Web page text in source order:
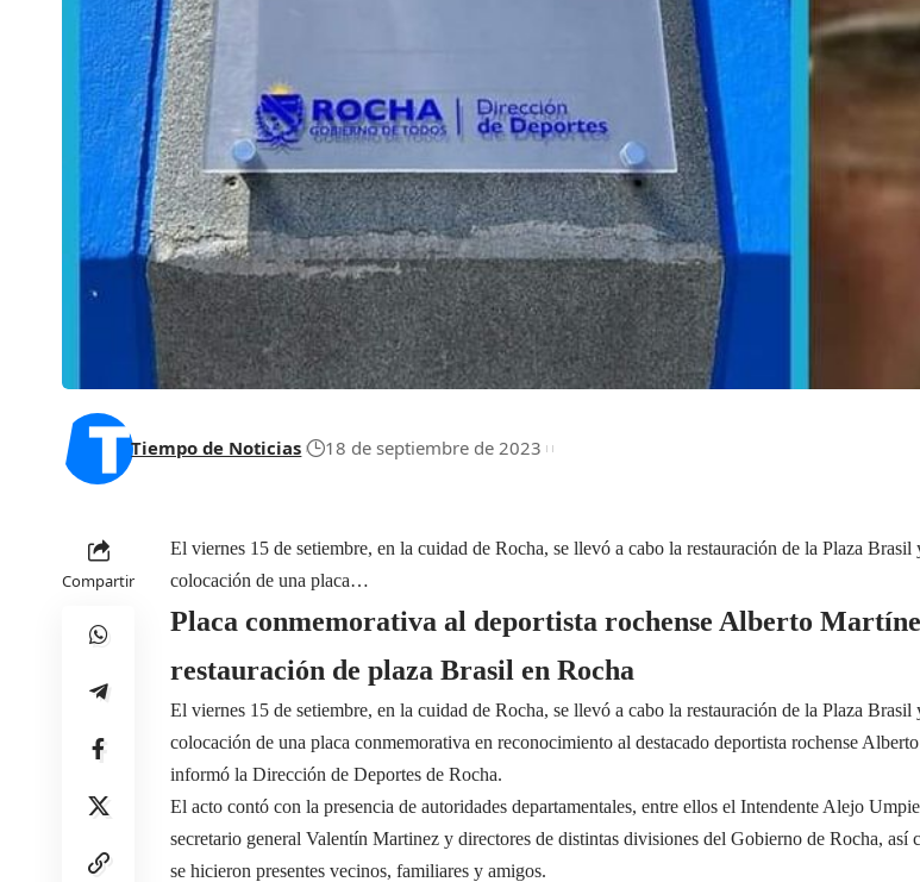
Tiempo de Noticias 18 de septiembre de 2023
Compartir
El viernes 15 de setiembre, en la cuidad de Rocha, se llevó a cabo la restauración de la Plaza Brasil
colocación de una placa…
Placa conmemorativa al deportista rochense Alberto
restauración de plaza Brasil en Rocha
El viernes 15 de setiembre, en la cuidad de Rocha, se llevó a cabo la restauración de la Plaza Brasil
colocación de una placa conmemorativa en reconocimiento al destacado deportista rochense
informó la Dirección de Deportes de Rocha.
El acto contó con la presencia de autoridades departamentales, entre ellos el Intendente Alejo
secretario general Valentín Martinez y directores de distintas divisiones del Gobierno de Rocha, así
se hicieron presentes vecinos, familiares y amigos.